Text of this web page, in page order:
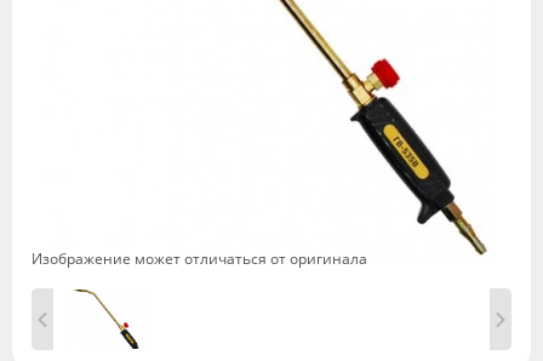
Изображение может отличаться от оригинала